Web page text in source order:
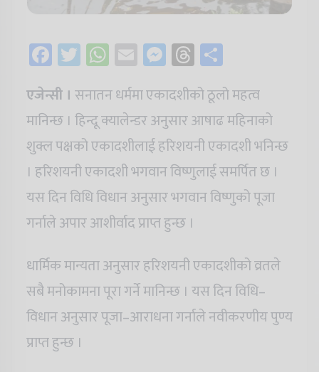
Facebook
Twitter
WhatsApp
EmailMessenger
Threads
एजेन्सी । सनातन धर्ममा एकादशीको ठूलो महत्व
मानिन्छ । हिन्दू क्यालेन्डर अनुसार आषाढ महिनाको
शुक्ल पक्षको एकादशीलाई हरिशयनी एकादशी भनिन्छ
। हरिशयनी एकादशी भगवान विष्णुलाई समर्पित छ ।
यस दिन विधि विधान अनुसार भगवान विष्णुको पूजा
गर्नाले अपार आशीर्वाद प्राप्त हुन्छ ।
धार्मिक मान्यता अनुसार हरिशयनी एकादशीको व्रतले
सबै मनोकामना पूरा गर्ने मानिन्छ । यस दिन विधि–
विधान अनुसार पूजा–आराधना गर्नाले नवीकरणीय पुण्य
प्राप्त हुन्छ ।